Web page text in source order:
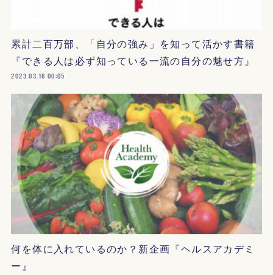
累計二百万部、「自分の強み」を知って活かす書籍
『できる人は必ず知っている一流の自分の魅せ方』
2023.03.16 00:05
何を体に入れているのか？新企画『ヘルスアカデミ
ー』